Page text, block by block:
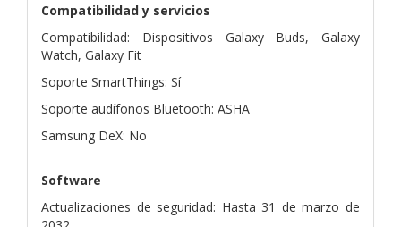
Compatibilidad y servicios
Compatibilidad: Dispositivos Galaxy Buds, Galaxy
Watch, Galaxy Fit
Soporte SmartThings: Sí
Soporte audífonos Bluetooth: ASHA
Samsung DeX: No
Software
Actualizaciones de seguridad: Hasta 31 de marzo de